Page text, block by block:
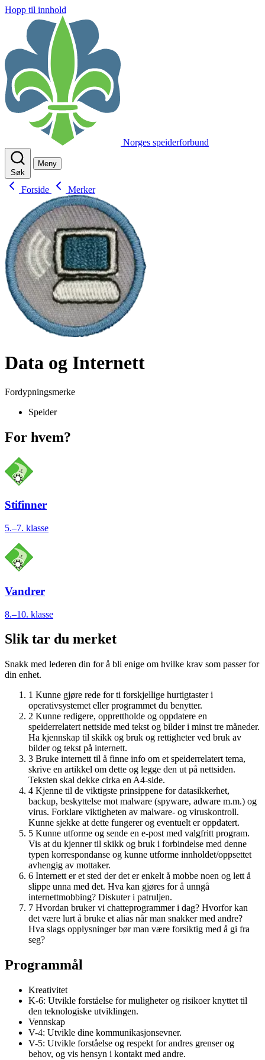
Hopp til innhold
Norges speiderforbund
Søk
Meny
Forside Merker
Data og Internett
Fordypningsmerke
Speider
For hvem?
Stifinner
5.–7. klasse
Vandrer
8.–10. klasse
Slik tar du merket
Snakk med lederen din for å bli enige om hvilke krav som passer for
din enhet.
1 Kunne gjøre rede for ti forskjellige hurtigtaster i
operativsystemet eller programmet du benytter.
2 Kunne redigere, opprettholde og oppdatere en
speiderrelatert nettside med tekst og bilder i minst tre måneder.
Ha kjennskap til skikk og bruk og rettigheter ved bruk av
bilder og tekst på internett.
3 Bruke internett til å finne info om et speiderrelatert tema,
skrive en artikkel om dette og legge den ut på nettsiden.
Teksten skal dekke cirka en A4-side.
4 Kjenne til de viktigste prinsippene for datasikkerhet,
backup, beskyttelse mot malware (spyware, adware m.m.) og
virus. Forklare viktigheten av malware- og viruskontroll.
Kunne sjekke at dette fungerer og eventuelt er oppdatert.
5 Kunne utforme og sende en e-post med valgfritt program.
Vis at du kjenner til skikk og bruk i forbindelse med denne
typen korrespondanse og kunne utforme innholdet/oppsettet
avhengig av mottaker.
6 Internett er et sted der det er enkelt å mobbe noen og lett å
slippe unna med det. Hva kan gjøres for å unngå
internettmobbing? Diskuter i patruljen.
7 Hvordan bruker vi chatteprogrammer i dag? Hvorfor kan
det være lurt å bruke et alias når man snakker med andre?
Hva slags opplysninger bør man være forsiktig med å gi fra
seg?
Programmål
Kreativitet
K-6: Utvikle forståelse for muligheter og risikoer knyttet til
den teknologiske utviklingen.
Vennskap
V-4: Utvikle dine kommunikasjonsevner.
V-5: Utvikle forståelse og respekt for andres grenser og
behov, og vis hensyn i kontakt med andre.